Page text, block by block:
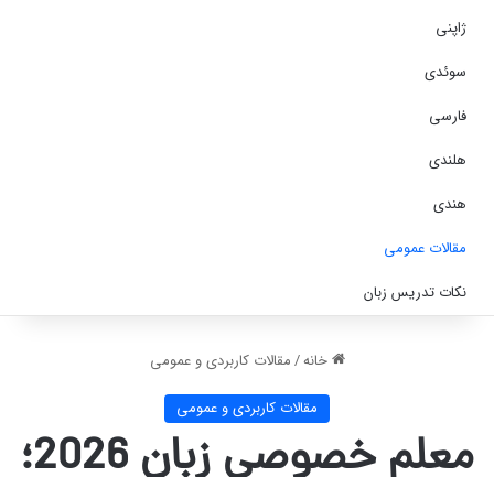
ژاپنی
سوئدی
فارسی
هلندی
هندی
مقالات عمومی
نکات تدریس زبان
خانه/مقالات کاربردی و عمومی
مقالات کاربردی و عمومی
معلم خصوصی زبان 2026؛